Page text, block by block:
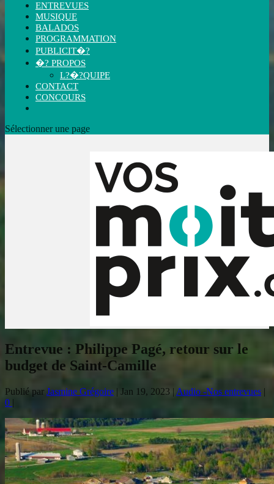
ENTREVUES
MUSIQUE
BALADOS
PROGRAMMATION
PUBLICIT�?
�? PROPOS
L?�?QUIPE
CONTACT
CONCOURS
Sélectionner une page
Entrevue : Philippe Pagé, retour sur le
budget de Saint-Camille
Publié par Jasmine Grégoire | Jan 19, 2023 | Audio -Nos entrevues |
0 |